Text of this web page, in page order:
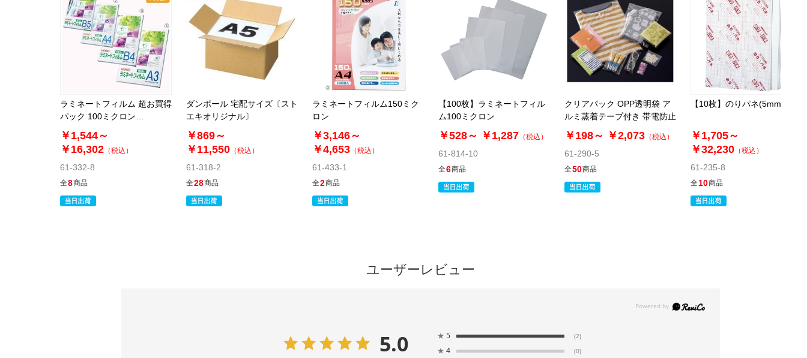
税抜 ￥6,669 /単価
￥14.67
￥7,335
在庫わずか
当日出荷
※日祝除く12時まで
カートに入れる
61-332-8-6
(6). 21.6×30.3cm [A4](500枚)
税抜 ￥7,410 /単価
￥8,151
在庫あり〇
カートに入れる
ラミネートフィルム 超お買得
パック 100ミクロン
【HEIKO】
￥1,544～
￥16,302 （税込）
61-332-8
全8商品
ダンボール 宅配サイズ〔スト
エキオリジナル〕
￥869～
￥11,550 （税込）
61-318-2
全28商品
ラミネートフィルム150ミク
ロン
￥3,146～
￥4,653 （税込）
61-433-1
全2商品
【100枚】ラミネートフィル
ム100ミクロン
￥528～ ￥1,287 （税込）
61-814-10
全6商品
クリアパック OPP透明袋 ア
ルミ蒸着テープ付き 帯電防止
￥198～ ￥2,073 （税込）
61-290-5
全50商品
【10枚】のりパネ(5mm厚)
￥1,705～
￥32,230 （税込）
61-235-8
全10商品
ユーザーレビュー
5.0 ★ 5 (2)
★ 4 (0)